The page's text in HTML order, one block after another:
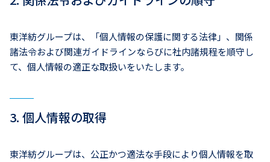
東洋紡グループは、「個人情報の保護に関する法律」、関係
諸法令および関連ガイドラインならびに社内諸規程を順守し
て、個人情報の適正な取扱いをいたします。
3. 個人情報の取得
東洋紡グループは、公正かつ適法な手段により個人情報を取